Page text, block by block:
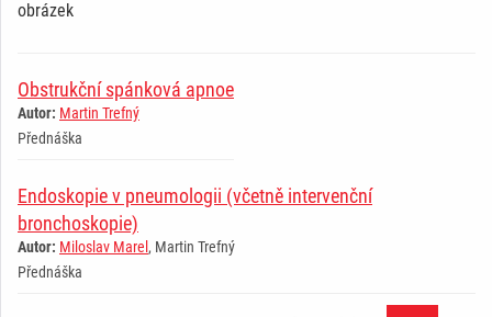
Obstrukční spánková apnoe
Autor: Martin Trefný
Přednáška
Endoskopie v pneumologii (včetně intervenční
bronchoskopie)
Autor: Miloslav Marel, Martin Trefný
Přednáška